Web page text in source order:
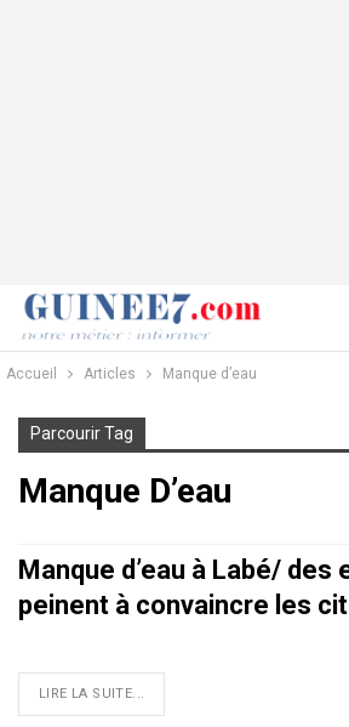
Accueil Articles Manque d’eau
Parcourir Tag
Manque D’eau
Manque d’eau à Labé/
peinent à convaincre les
LIRE LA SUITE...